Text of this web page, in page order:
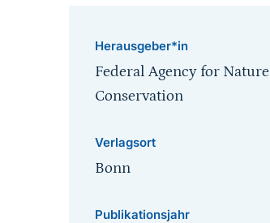
Herausgeber*in
Federal Agency for Nature
Conservation
Verlagsort
Bonn
Publikationsjahr